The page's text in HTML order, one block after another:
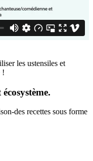
les ustensiles et
!
des recettes sous forme